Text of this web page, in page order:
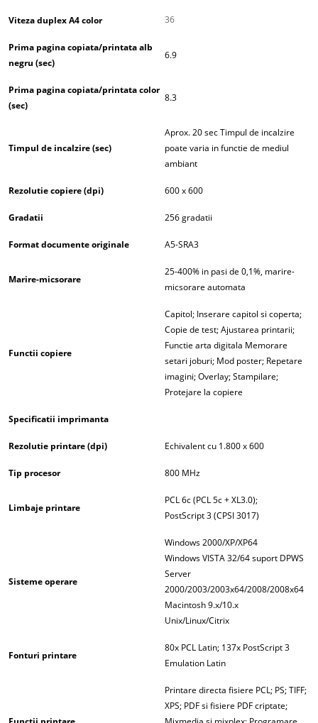
Viteza duplex A4 color 36
Prima pagina copiata/printata alb
negru (sec)
6.9
Prima pagina copiata/printata color
(sec)
8.3
Timpul de incalzire (sec)
Aprox. 20 sec Timpul de incalzire
poate varia in functie de mediul
ambiant
Rezolutie copiere (dpi) 600 x 600
Gradatii 256 gradatii
Format documente originale A5-SRA3
Marire-micsorare
25-400% in pasi de 0,1%, marire-
micsorare automata
Functii copiere
Capitol; Inserare capitol si coperta;
Copie de test; Ajustarea printarii;
Functie arta digitala Memorare
setari joburi; Mod poster; Repetare
imagini; Overlay; Stampilare;
Protejare la copiere
Specificatii imprimanta
Rezolutie printare (dpi) Echivalent cu 1.800 x 600
Tip procesor 800 MHz
Limbaje printare
PCL 6c (PCL 5c + XL3.0);
PostScript 3 (CPSI 3017)
Sisteme operare
Windows 2000/XP/XP64
Windows VISTA 32/64 suport DPWS
Server
2000/2003/2003x64/2008/2008x64
Macintosh 9.x/10.x
Unix/Linux/Citrix
Fonturi printare
80x PCL Latin; 137x PostScript 3
Emulation Latin
Printare directa fisiere PCL; PS; TIFF;
XPS; PDF si fisiere PDF criptate;